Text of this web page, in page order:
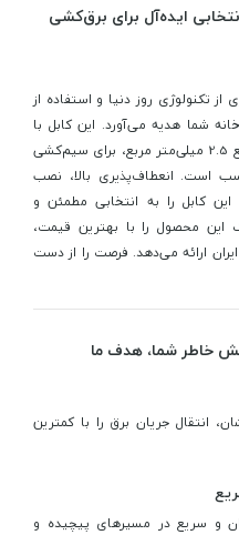
4 در 2.5 زاگرس انتخابی ایده‌آل برای برق‌کشی
با بهره‌گیری از تکنولوژی روز دنیا و استفاده از
شما هدیه می‌آورد. این کابل با
چهار رشته هادی افشان مسی و سطح مقطع 2.5 میلی‌متر مربع، برای سیم‌کشی
است. انعطاف‌پذیری بالا، نصب
کابل را به انتخابی مطمئن و
این محصول را با بهترین قیمت،
ارائه می‌دهد. فرصت را از دست
انتقال جریان برق را با کمترین
و سریع در مسیرهای پیچیده و